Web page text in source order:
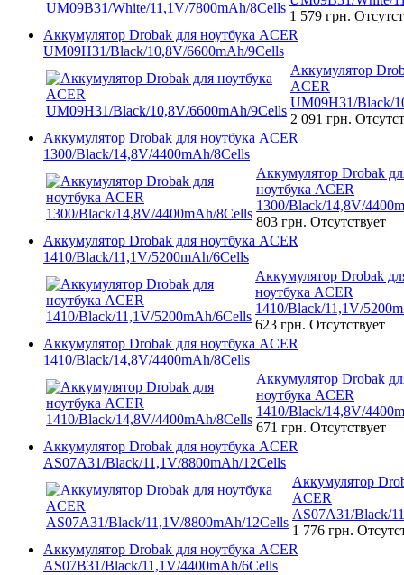
1 579 грн.
Аккумулятор Drobak для ноутбука ACER
UM09H31/Black/10,8V/6600mAh/9Cells
Аккумулятор
ACER
UM09H31/Black/
2 091 грн.
Аккумулятор Drobak для ноутбука ACER
1300/Black/14,8V/4400mAh/8Cells
Аккумулятор Drobak
ноутбука ACER
1300/Black/14,8V/
803 грн. Отсутствует
Аккумулятор Drobak для ноутбука ACER
1410/Black/11,1V/5200mAh/6Cells
Аккумулятор Drobak
ноутбука ACER
1410/Black/11,1V/
623 грн. Отсутствует
Аккумулятор Drobak для ноутбука ACER
1410/Black/14,8V/4400mAh/8Cells
Аккумулятор Drobak
ноутбука ACER
1410/Black/14,8V/
671 грн. Отсутствует
Аккумулятор Drobak для ноутбука ACER
AS07A31/Black/11,1V/8800mAh/12Cells
Аккумулятор
ACER
AS07A31/Black/
1 776 грн.
Аккумулятор Drobak для ноутбука ACER
AS07B31/Black/11,1V/4400mAh/6Cells